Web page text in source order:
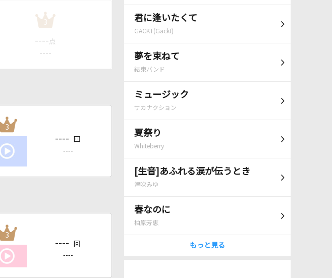
君に逢いたくて
GACKT(Gackt)
夢を束ねて
結束バンド
ミュージック
サカナクション
夏祭り
Whiteberry
[生音]あふれる涙が伝うとき
津吹みゆ
春なのに
柏原芳恵
もっと見る
3
---- 点
----
3
---- 回
----
3
---- 回
----